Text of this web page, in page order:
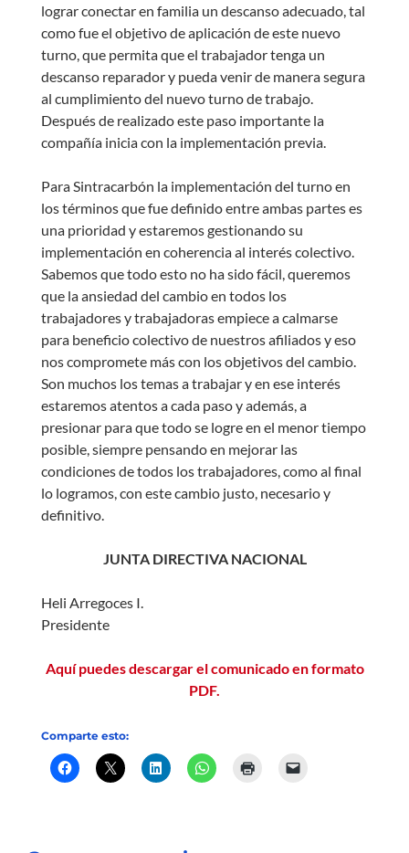
lograr conectar en familia un descanso adecuado, tal
como fue el objetivo de aplicación de este nuevo
turno, que permita que el trabajador tenga un
descanso reparador y pueda venir de manera segura
al cumplimiento del nuevo turno de trabajo.
Después de realizado este paso importante la
compañía inicia con la implementación previa.
Para Sintracarbón la implementación del turno en
los términos que fue definido entre ambas partes es
una prioridad y estaremos gestionando su
implementación en coherencia al interés colectivo.
Sabemos que todo esto no ha sido fácil, queremos
que la ansiedad del cambio en todos los
trabajadores y trabajadoras empiece a calmarse
para beneficio colectivo de nuestros afiliados y eso
nos compromete más con los objetivos del cambio.
Son muchos los temas a trabajar y en ese interés
estaremos atentos a cada paso y además, a
presionar para que todo se logre en el menor tiempo
posible, siempre pensando en mejorar las
condiciones de todos los trabajadores, como al final
lo logramos, con este cambio justo, necesario y
definitivo.
JUNTA DIRECTIVA NACIONAL
Heli Arregoces I.
Presidente
Aquí puedes descargar el comunicado en formato
PDF.
Comparte esto: